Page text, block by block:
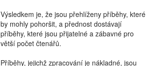
Výsledkem je, že jsou přehlíženy příběhy, které
by mohly pohoršit, a přednost dostávají
příběhy, které jsou přijatelné a zábavné pro
větší počet čtenářů.
Příběhy, jejichž zpracování je nákladné, jsou